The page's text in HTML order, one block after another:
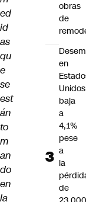
ed
id
as
qu
e
se
est
án
to
m
an
do
en
la
obras
de
en
Unidos
baja
a
4,1%
pese
a
la
de